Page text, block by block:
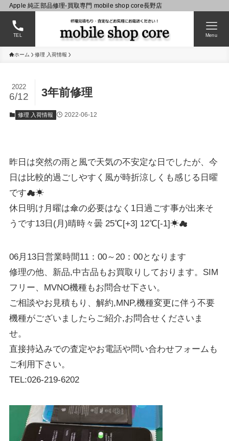
Apple 純正部品修理-買取専門 mobile shop core長野店
TEL Menu
ホーム 修理 入荷情報
3年前修理
2022
6/12
修理 入荷情報 2022-06-12
昨日は突然の雨と風で天気の不安定な日でしたが、今
日は比較的過ごしやすく風が時折涼しくも感じる日曜
です☁☀
休日明け月曜は傘の必要はなく1日過ごす事が出来そ
うです13日(月)晴時々曇 25℃[+3] 12℃[-1]☀☁
06月13日営業時間11：00～20：00となります
修理の他、新品,中古品もお買取りしております。SIM
フリー、MVNO機種もお問合せ下さい。
ご相談やお見積もり、解約,MNP,機種変更に伴う不要
機種がございましたらご紹介,お問合せくださいま
せ。
直接持込みでの査定やお電話や問い合わせフォームも
ご利用下さい。
TEL:026-219-6202